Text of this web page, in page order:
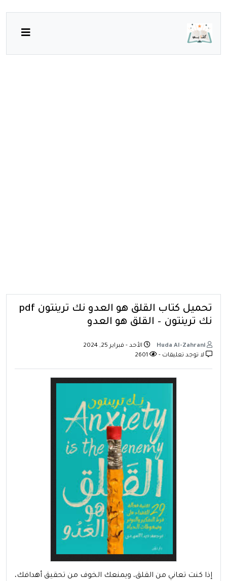
تحميل كتاب القلق هو العدو نك ترينتون pdf
نك ترينتون – القلق هو العدو
الأحد - فبراير 25, 2024
لا توجد تعليقات -
إذا كنت تعاني من القلق، ويمنعك الخوف من تحقيق أهدافك،